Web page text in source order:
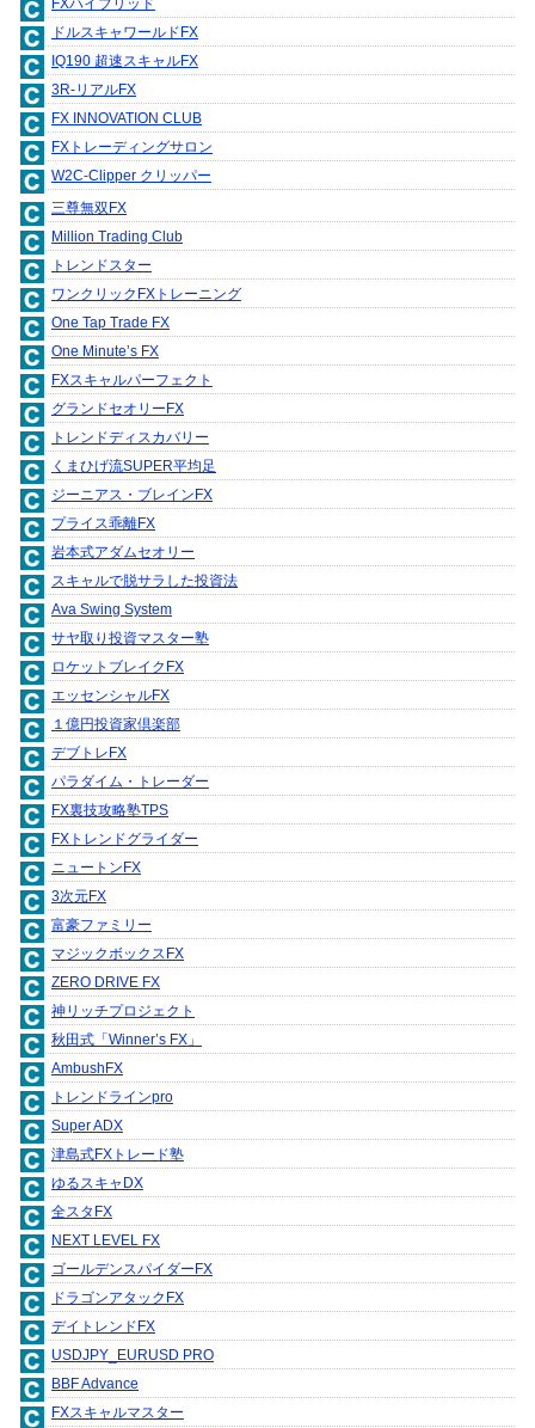
FXハイブリッド
ドルスキャワールドFX
IQ190 超速スキャルFX
3R-リアルFX
FX INNOVATION CLUB
FXトレーディングサロン
W2C-Clipper クリッパー
三尊無双FX
Million Trading Club
トレンドスター
ワンクリックFXトレーニング
One Tap Trade FX
One Minute’s FX
FXスキャルパーフェクト
グランドセオリーFX
トレンドディスカバリー
くまひげ流SUPER平均足
ジーニアス・ブレインFX
プライス乖離FX
岩本式アダムセオリー
スキャルで脱サラした投資法
Ava Swing System
サヤ取り投資マスター塾
ロケットブレイクFX
エッセンシャルFX
１億円投資家倶楽部
デブトレFX
パラダイム・トレーダー
FX裏技攻略塾TPS
FXトレンドグライダー
ニュートンFX
3次元FX
富豪ファミリー
マジックボックスFX
ZERO DRIVE FX
神リッチプロジェクト
秋田式「Winner’s FX」
AmbushFX
トレンドラインpro
Super ADX
津島式FXトレード塾
ゆるスキャDX
全スタFX
NEXT LEVEL FX
ゴールデンスパイダーFX
ドラゴンアタックFX
デイトレンドFX
USDJPY_EURUSD PRO
BBF Advance
FXスキャルマスター